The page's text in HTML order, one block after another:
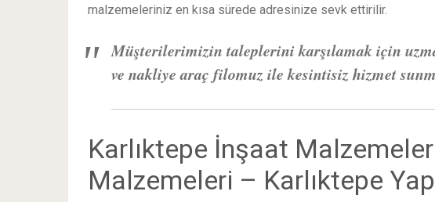
malzemeleriniz en kısa sürede adresinize sevk ettirilir.
Müşterilerimizin taleplerini karşılamak için
ve nakliye araç filomuz ile kesintisiz hizmet
Karlıktepe İnşaat
Malzemeleri – Karlıktepe